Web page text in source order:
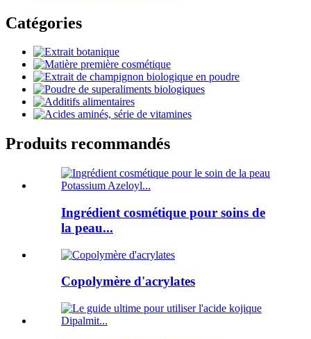
Catégories
Produits recommandés
Ingrédient cosmétique pour soins de
la peau...
Copolymère d'acrylates